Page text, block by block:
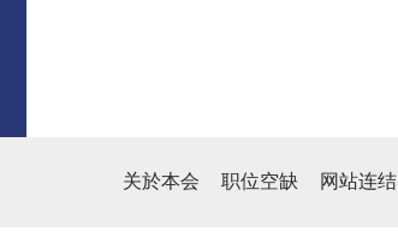
关於本会 职位空缺 网站连结